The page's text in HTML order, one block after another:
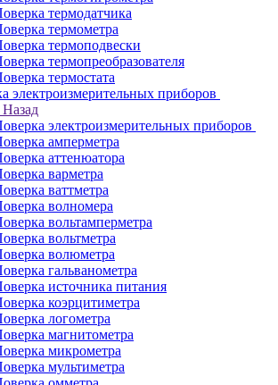
термодатчика
термометра
термоподвески
термопреобразователя
термостата
электроизмерительных приборов
Назад
электроизмерительных приборов
амперметра
аттенюатора
варметра
ваттметра
волномера
вольтамперметра
вольтметра
волюметра
гальванометра
источника питания
коэрцитиметра
логометра
магнитометра
микрометра
мультиметра